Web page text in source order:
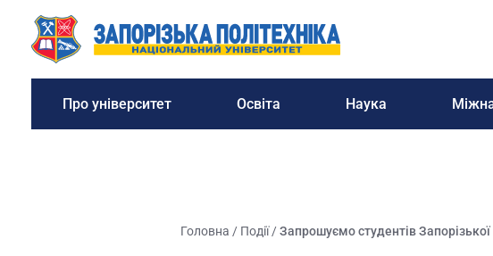
Про університет Освіта Наука
Головна / Події/Запрошуємо студентів